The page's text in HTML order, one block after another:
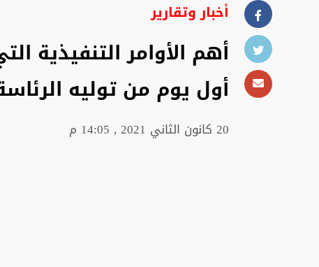
أخبار وتقارير
أهم الأوامر التنفيذية
أول يوم من توليه
20 كانون الثاني 2021 , 14:05 م